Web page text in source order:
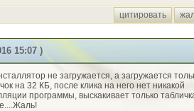
цитировать
15:07 )
не загружается, а загружается
на 32 КБ, после клика на него нет никакой
программы, выскакивает только